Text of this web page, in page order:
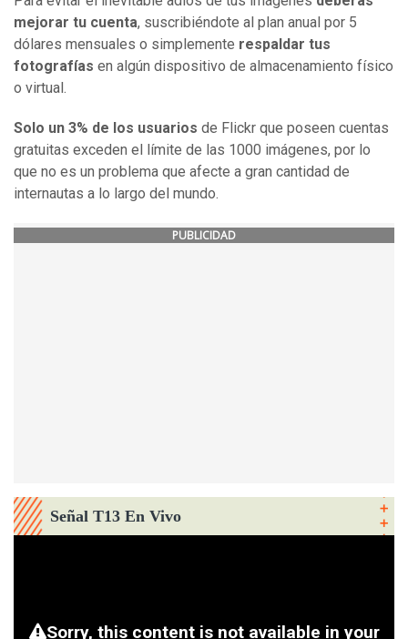
mejorar tu cuenta, suscribiéndote al plan anual por 5
dólares mensuales o simplemente respaldar tus
fotografías en algún dispositivo de almacenamiento físico
o virtual.
Solo un 3% de los usuarios de Flickr que poseen cuentas
gratuitas exceden el límite de las 1000 imágenes, por lo
que no es un problema que afecte a gran cantidad de
internautas a lo largo del mundo.
PUBLICIDAD
Señal T13 En Vivo